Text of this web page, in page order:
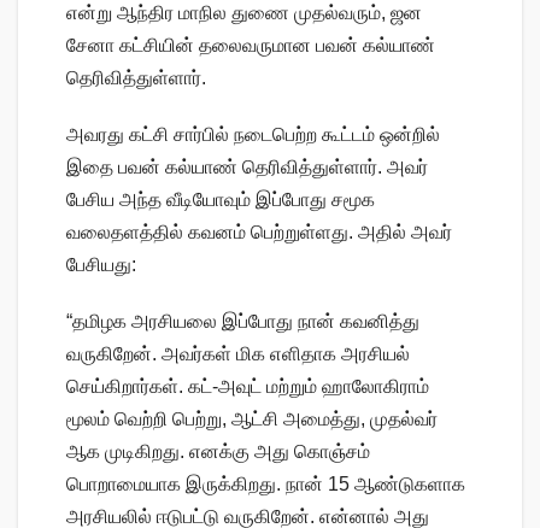
என்று ஆந்திர மாநில துணை முதல்வரும், ஜன
சேனா கட்சியின் தலைவருமான பவன் கல்யாண்
தெரிவித்துள்ளார்.
அவரது கட்சி சார்பில் நடைபெற்ற கூட்டம் ஒன்றில்
இதை பவன் கல்யாண் தெரிவித்துள்ளார். அவர்
பேசிய அந்த வீடியோவும் இப்போது சமூக
வலைதளத்தில் கவனம் பெற்றுள்ளது. அதில் அவர்
பேசியது:
“தமிழக அரசியலை இப்போது நான் கவனித்து
வருகிறேன். அவர்கள் மிக எளிதாக அரசியல்
செய்கிறார்கள். கட்-அவுட் மற்றும் ஹாலோகிராம்
மூலம் வெற்றி பெற்று, ஆட்சி அமைத்து, முதல்வர்
ஆக முடிகிறது. எனக்கு அது கொஞ்சம்
பொறாமையாக இருக்கிறது. நான் 15 ஆண்டுகளாக
அரசியலில் ஈடுபட்டு வருகிறேன். என்னால் அது